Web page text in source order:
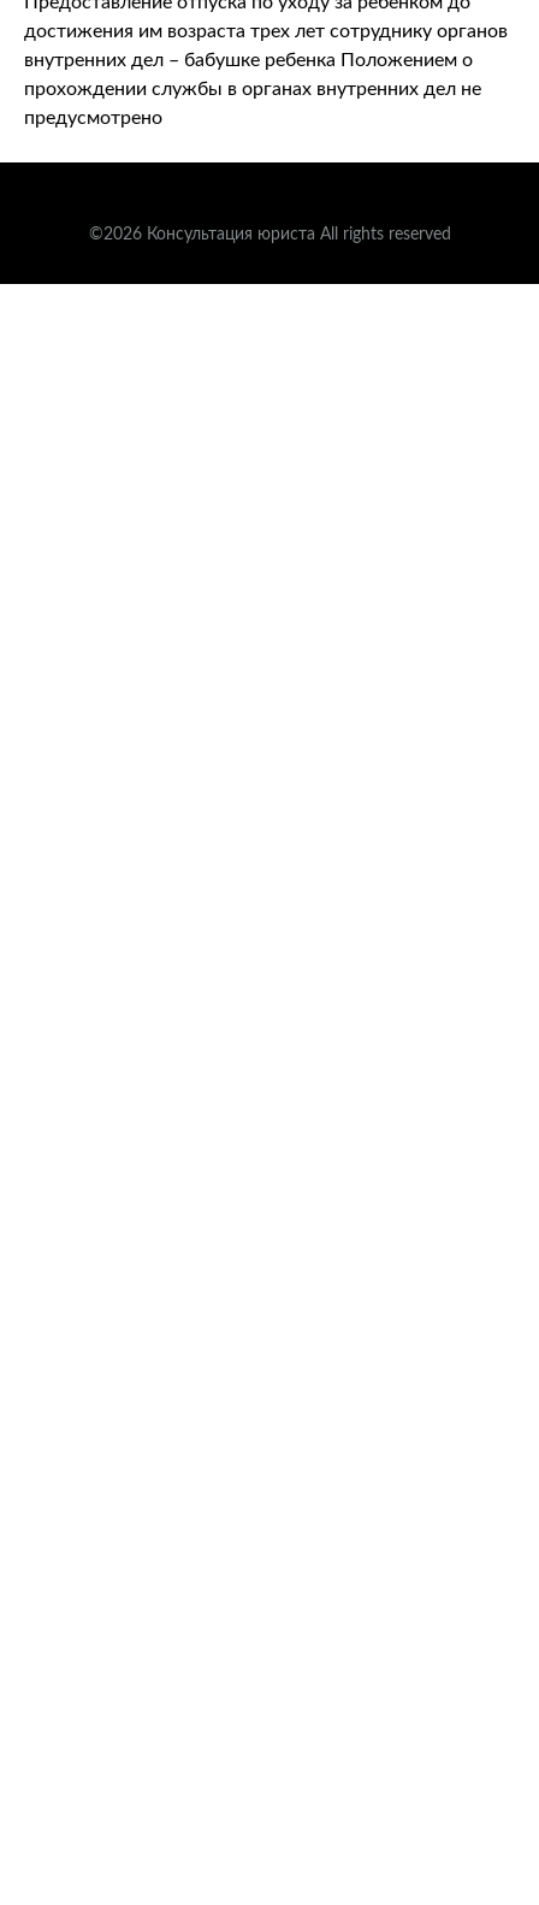
достижения им возраста трех лет сотруднику органов
внутренних дел – бабушке ребенка Положением о
прохождении службы в органах внутренних дел не
предусмотрено
©2026 Консультация юриста All rights reserved